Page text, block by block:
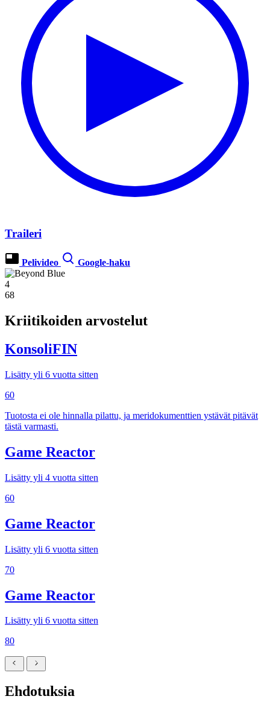
Traileri
Pelivideo Google-haku
4
68
Kriitikoiden arvostelut
KonsoliFIN
Lisätty yli 6 vuotta sitten
60
Tuotosta ei ole hinnalla pilattu, ja meridokumenttien ystävät pitävät
tästä varmasti.
Game Reactor
Lisätty yli 4 vuotta sitten
60
Game Reactor
Lisätty yli 6 vuotta sitten
70
Game Reactor
Lisätty yli 6 vuotta sitten
80
Ehdotuksia